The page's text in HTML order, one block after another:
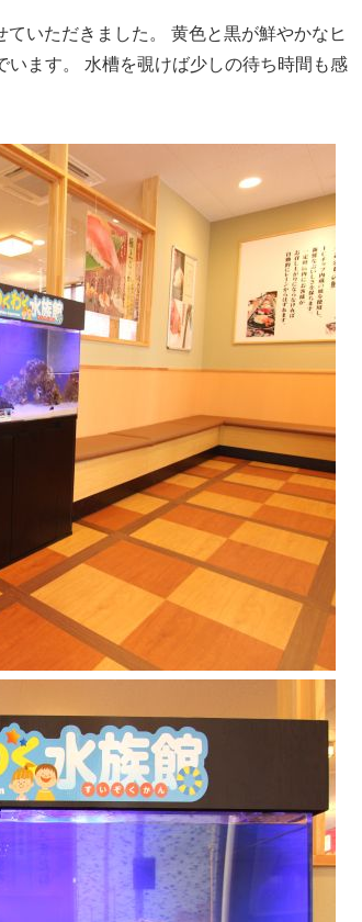
いただきました。 黄色と黒が鮮やかなヒ
ます。 水槽を覗けば少しの待ち時間も感